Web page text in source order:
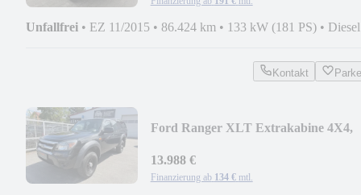
Unfallfrei • EZ 11/2015 • 86.424 km • 133 kW (181 PS) • Diesel
Kontakt
Ford Ranger XLT Extrakabine 4X4,
13.988 €
Finanzierung ab 134 € mtl.